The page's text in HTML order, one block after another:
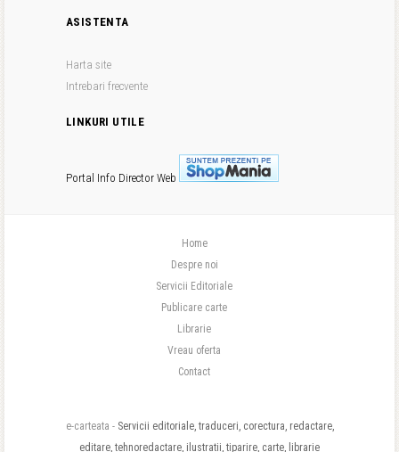
ASISTENTA
Harta site
Intrebari frecvente
LINKURI UTILE
Portal Info Director Web
Home
Despre noi
Servicii Editoriale
Publicare carte
Librarie
Vreau oferta
Contact
e-carteata - Servicii editoriale, traduceri, corectura, redactare,
editare, tehnoredactare, ilustratii, tiparire, carte, librarie